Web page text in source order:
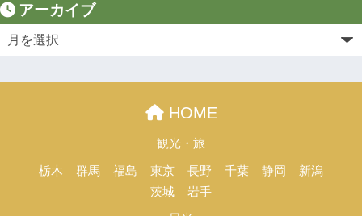
アーカイブ
HOME
観光・旅
栃木 群馬 福島 東京 長野 千葉 静岡
新潟
茨城
岩手